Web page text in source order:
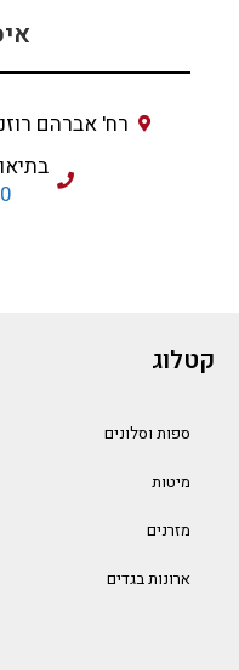
רח' אברהם
קטלוג
ספות וסלונים
מיטות
מזרנים
ארונות בגדים